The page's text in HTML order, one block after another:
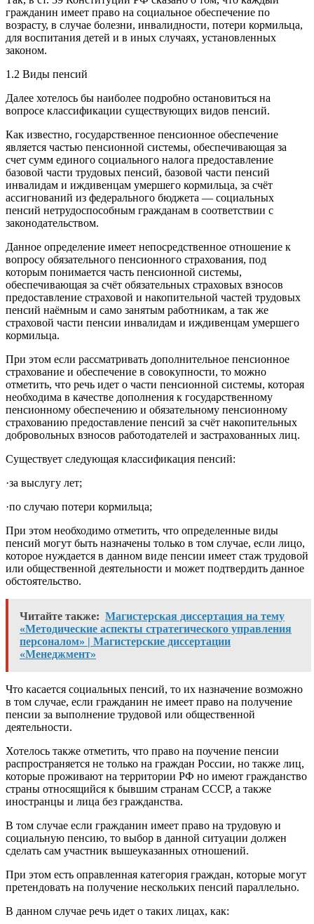
гражданин имеет право на социальное обеспечение по
возрасту, в случае болезни, инвалидности, потери кормильца,
для воспитания детей и в иных случаях, установленных
законом.
1.2 Виды пенсий
Далее хотелось бы наиболее подробно остановиться на
вопросе классификации существующих видов пенсий.
Как известно, государственное пенсионное обеспечение
является частью пенсионной системы, обеспечивающая за
счет сумм единого социального налога предоставление
базовой части трудовых пенсий, базовой части пенсий
инвалидам и иждивенцам умершего кормильца, за счёт
ассигнований из федерального бюджета — социальных
пенсий нетрудоспособным гражданам в соответствии с
законодательством.
Данное определение имеет непосредственное отношение к
вопросу обязательного пенсионного страхования, под
которым понимается часть пенсионной системы,
обеспечивающая за счёт обязательных страховых взносов
предоставление страховой и накопительной частей трудовых
пенсий наёмным и само занятым работникам, а так же
страховой части пенсии инвалидам и иждивенцам умершего
кормильца.
При этом если рассматривать дополнительное пенсионное
страхование и обеспечение в совокупности, то можно
отметить, что речь идет о части пенсионной системы, которая
необходима в качестве дополнения к государственному
пенсионному обеспечению и обязательному пенсионному
страхованию предоставление пенсий за счёт накопительных
добровольных взносов работодателей и застрахованных лиц.
Существует следующая классификация пенсий:
·за выслугу лет;
·по случаю потери кормильца;
При этом необходимо отметить, что определенные виды
пенсий могут быть назначены только в том случае, если лицо,
которое нуждается в данном виде пенсии имеет стаж трудовой
или общественной деятельности и может подтвердить данное
обстоятельство.
Читайте также: Магистерская диссертация на тему
«Методические аспекты стратегического управления
персоналом» | Магистерские диссертации
«Менеджмент»
Что касается социальных пенсий, то их назначение возможно
в том случае, если гражданин не имеет право на получение
пенсии за выполнение трудовой или общественной
деятельности.
Хотелось также отметить, что право на поучение пенсии
распространяется не только на граждан России, но также лиц,
которые проживают на территории РФ но имеют гражданство
страны относящийся к бывшим странам СССР, а также
иностранцы и лица без гражданства.
В том случае если гражданин имеет право на трудовую и
социальную пенсию, то выбор в данной ситуации должен
сделать сам участник вышеуказанных отношений.
При этом есть оправленная категория граждан, которые могут
претендовать на получение нескольких пенсий параллельно.
В данном случае речь идет о таких лицах, как: